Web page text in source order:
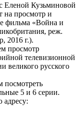
Еленой Кузьминовой
на просмотр и
фильма «Война и
реж.
2016 г.).
просмотр
телевизионной
великого русского
посмотреть
5 и 6 серии.
адресу: